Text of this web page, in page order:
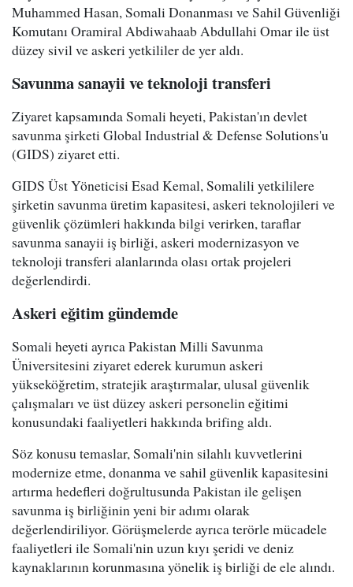
Muhammed Hasan, Somali Donanması ve Sahil Güvenliği
Komutanı Oramiral Abdiwahaab Abdullahi Omar ile üst
düzey sivil ve askeri yetkililer de yer aldı.
Savunma sanayii ve teknoloji transferi
Ziyaret kapsamında Somali heyeti, Pakistan'ın devlet
savunma şirketi Global Industrial & Defense Solutions'u
(GIDS) ziyaret etti.
GIDS Üst Yöneticisi Esad Kemal, Somalili yetkililere
şirketin savunma üretim kapasitesi, askeri teknolojileri ve
güvenlik çözümleri hakkında bilgi verirken, taraflar
savunma sanayii iş birliği, askeri modernizasyon ve
teknoloji transferi alanlarında olası ortak projeleri
değerlendirdi.
Askeri eğitim gündemde
Somali heyeti ayrıca Pakistan Milli Savunma
Üniversitesini ziyaret ederek kurumun askeri
yükseköğretim, stratejik araştırmalar, ulusal güvenlik
çalışmaları ve üst düzey askeri personelin eğitimi
konusundaki faaliyetleri hakkında brifing aldı.
Söz konusu temaslar, Somali'nin silahlı kuvvetlerini
modernize etme, donanma ve sahil güvenlik kapasitesini
artırma hedefleri doğrultusunda Pakistan ile gelişen
savunma iş birliğinin yeni bir adımı olarak
değerlendiriliyor. Görüşmelerde ayrıca terörle mücadele
faaliyetleri ile Somali'nin uzun kıyı şeridi ve deniz
kaynaklarının korunmasına yönelik iş birliği de ele alındı.